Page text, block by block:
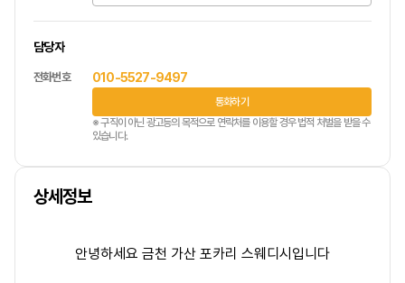
담당자
전화번호 010-5527-9497
통화하기
※ 구직이 아닌 광고등의 목적으로 연락처를 이용할 경우 법적 처벌을 받을 수
있습니다.
상세정보
안녕하세요 금천 가산 포카리 스웨디시입니다